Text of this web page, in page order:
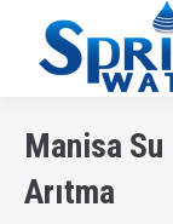
Manisa Su
Arıtma